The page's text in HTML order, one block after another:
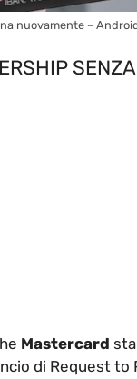
nuovamente –
Mastercard
di Request to